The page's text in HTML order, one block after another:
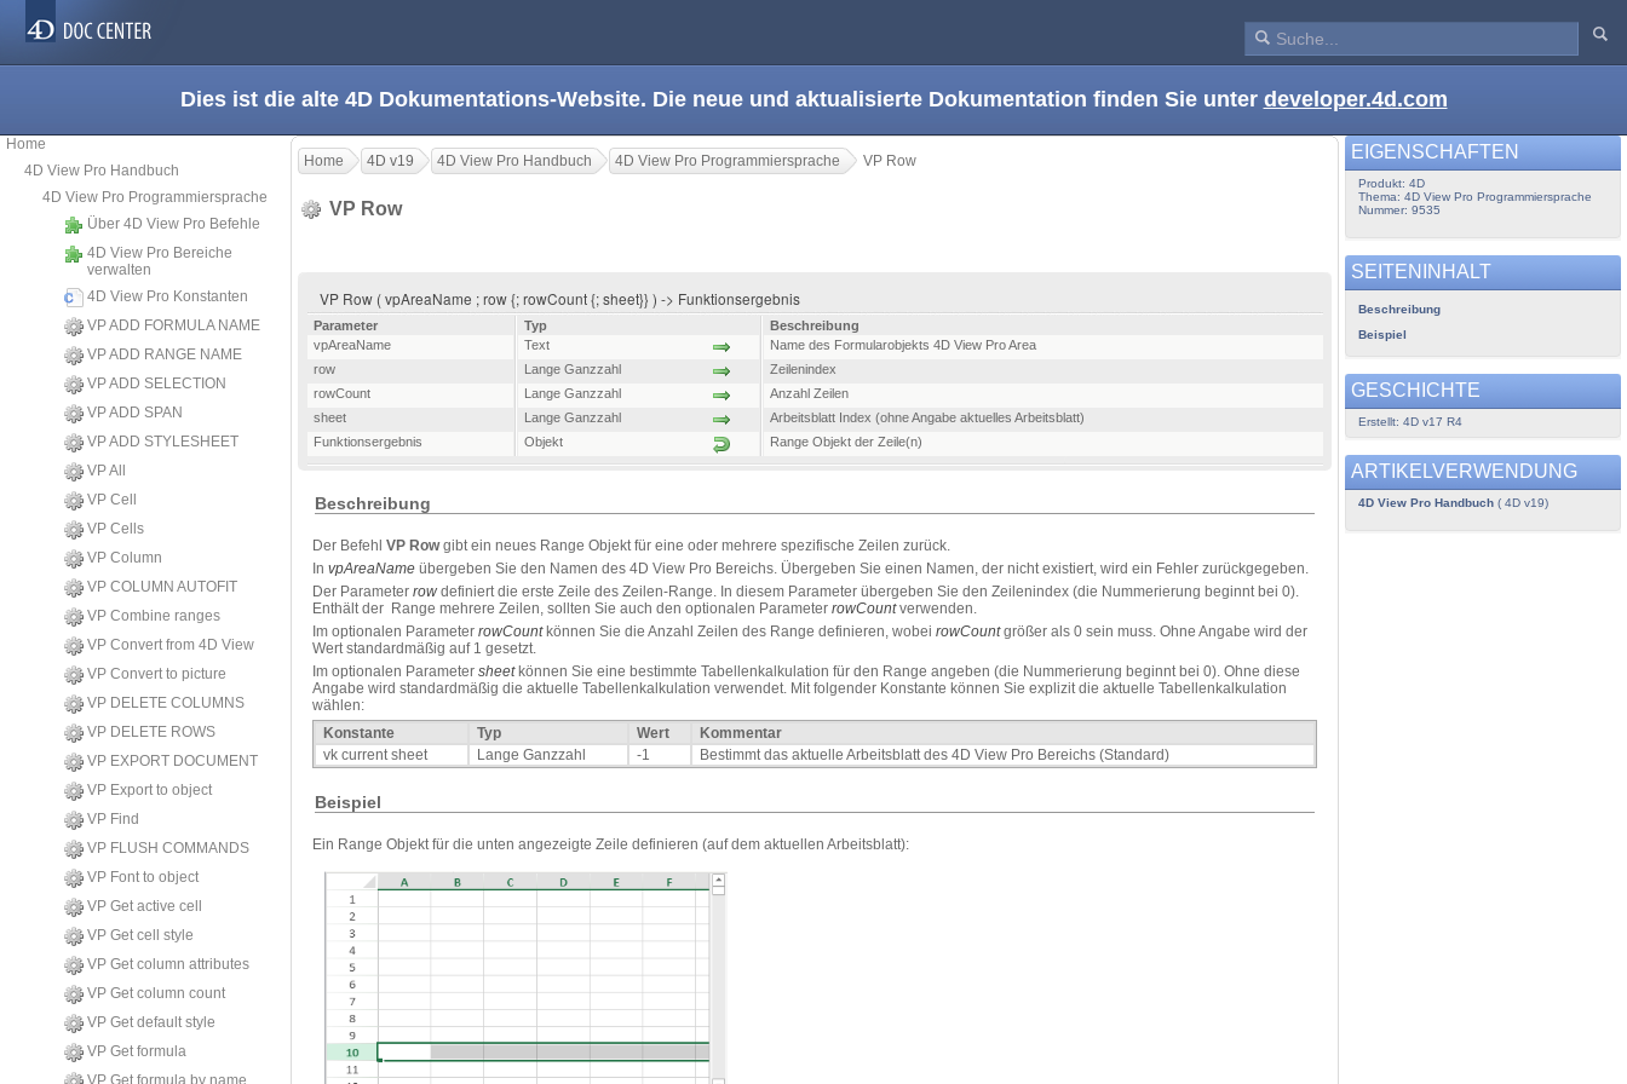
Dies ist die alte 4D Dokumentations-Website. Die neue und aktualisierte Dokumentation finden Sie unter developer.4d.com
Home
4D View Pro Handbuch
4D View Pro Programmiersprache
Über 4D View Pro Befehle
4D View Pro Bereiche
verwalten
4D View Pro Konstanten
VP ADD FORMULA NAME
VP ADD RANGE NAME
VP ADD SELECTION
VP ADD SPAN
VP ADD STYLESHEET
VP All
VP Cell
VP Cells
VP Column
VP COLUMN AUTOFIT
VP Combine ranges
VP Convert from 4D View
VP Convert to picture
VP DELETE COLUMNS
VP DELETE ROWS
VP EXPORT DOCUMENT
VP Export to object
VP Find
VP FLUSH COMMANDS
VP Font to object
VP Get active cell
VP Get cell style
VP Get column attributes
VP Get column count
VP Get default style
VP Get formula
VP Get formula by name
Home 4D v19 4D View Pro Handbuch 4D View Pro Programmiersprache VP Row
VP Row
VP Row ( vpAreaName ; row {; rowCount {; sheet}} ) -> Funktionsergebnis
Parameter Typ
Beschreibung
vpAreaName
Text
Name des Formularobjekts 4D View Pro Area
row
Lange Ganzzahl
Zeilenindex
rowCount
Lange Ganzzahl
Anzahl Zeilen
sheet
Lange Ganzzahl
Arbeitsblatt Index (ohne Angabe aktuelles Arbeitsblatt)
Funktionsergebnis
Objekt Range Objekt der Zeile(n)
Beschreibung
Der Befehl VP Rowgibt ein neues Range Objekt für eine oder mehrere spezifische Zeilen zurück.
In vpAreaName übergeben Sie den Namen des 4D View Pro Bereichs. Übergeben Sie einen Namen, der nicht existiert, wird ein Fehler zurückgegeben.
Der Parameter row definiert die erste Zeile des Zeilen-Range. In diesem Parameter übergeben Sie den Zeilenindex (die Nummerierung beginnt bei 0).
Enthält der Range mehrere Zeilen, sollten Sie auch den optionalen Parameter rowCountverwenden.
Im optionalen Parameter rowCountkönnen Sie die Anzahl Zeilen des Range definieren, wobei rowCountgrößer als 0 sein muss. Ohne Angabe wird der
Wert standardmäßig auf 1 gesetzt.
Im optionalen Parameter sheetkönnen Sie eine bestimmte Tabellenkalkulation für den Range angeben (die Nummerierung beginnt bei 0). Ohne diese
Angabe wird standardmäßig die aktuelle Tabellenkalkulation verwendet. Mit folgender Konstante können Sie explizit die aktuelle Tabellenkalkulation
wählen:
Konstante
Typ Wert
Kommentar
vk current sheet
Lange Ganzzahl -1 Bestimmt das aktuelle Arbeitsblatt des 4D View Pro Bereichs (Standard)
Beispiel
Ein Range Objekt für die unten angezeigte Zeile definieren (auf dem aktuellen Arbeitsblatt):
EIGENSCHAFTEN
Produkt: 4D
Thema: 4D View Pro Programmiersprache
Nummer: 9535
SEITENINHALT
Beschreibung
Beispiel
GESCHICHTE
Erstellt: 4D v17 R4
ARTIKELVERWENDUNG
4D View Pro Handbuch( 4D v19)